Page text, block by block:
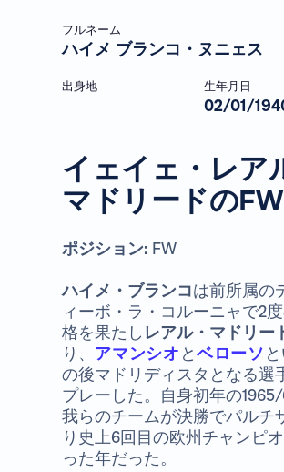
フルネーム
ハイメ ブランコ・ヌニェス
出身地 生年月日
02/01/
イェイェ・レア
マドリードのFW
ポジション: FW
ハイメ・ブランコは前所属の
ィーボ・ラ・コルーニャで2
格を果たし レアル・マドリー
り、 アマンシオ とベローソ
の後マドリディスタとなる選
プレーした。自身初年の
我らのチームが決勝でパルチ
り史上6回目の欧州チャンピ
った年だった。